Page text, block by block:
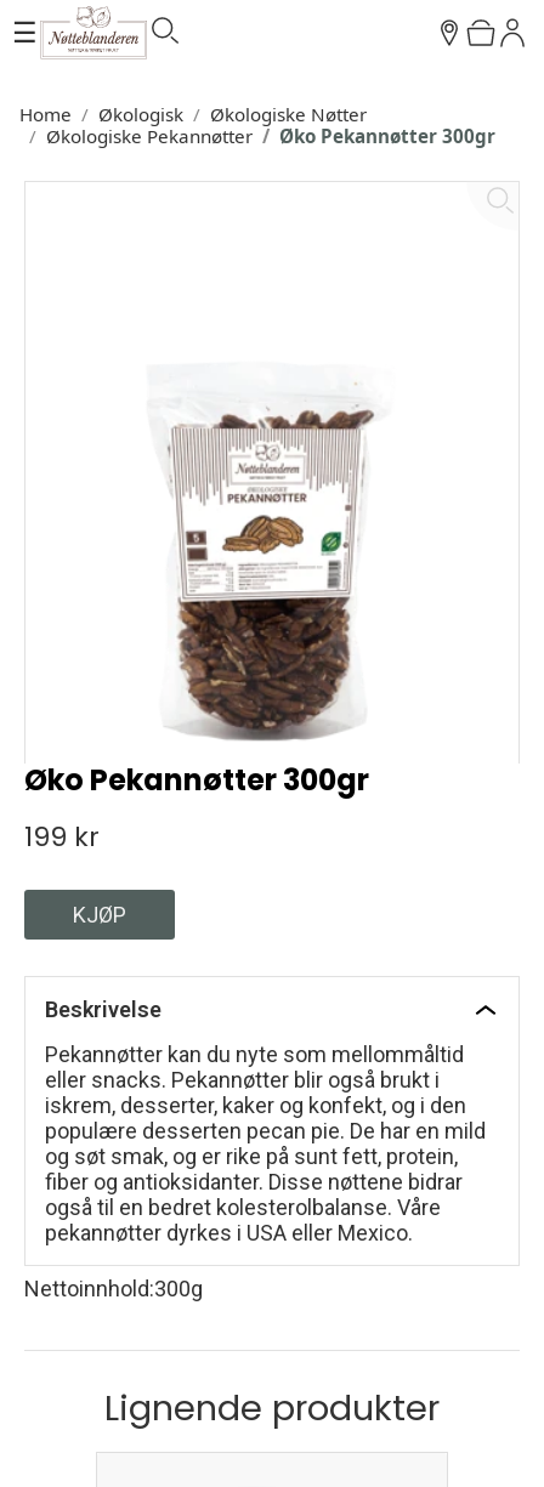
☰
Home Økologisk
Økologiske Nøtter
Økologiske Pekannøtter
Øko Pekannøtter 300gr
Øko Pekannøtter 300gr
199 kr
KJØP
Beskrivelse
Pekannøtter kan du nyte som mellommåltid
eller snacks. Pekannøtter blir også brukt i
iskrem, desserter, kaker og konfekt, og i den
populære desserten pecan pie. De har en mild
og søt smak, og er rike på sunt fett, protein,
fiber og antioksidanter. Disse nøttene bidrar
også til en bedret kolesterolbalanse. Våre
pekannøtter dyrkes i USA eller Mexico.
Nettoinnhold:300g
Lignende produkter